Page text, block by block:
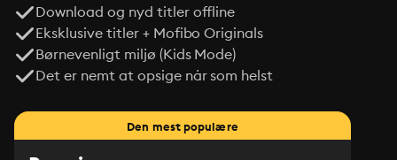
Download og nyd titler offline
Eksklusive titler + Mofibo Originals
Børnevenligt miljø (Kids Mode)
Det er nemt at opsige når som helst
Den mest populære